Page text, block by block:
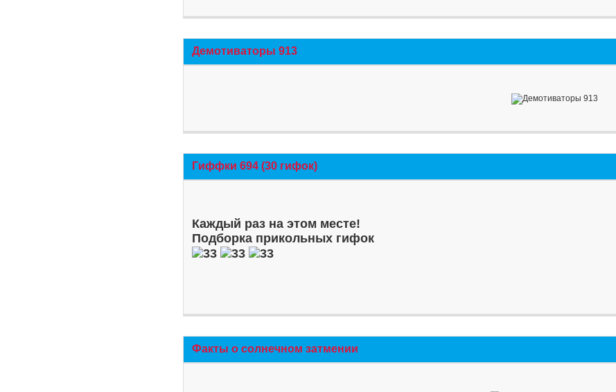
Демотиваторы 913
Гиффки 694 (30 гифок)
Каждый раз на этом месте!
Подборка прикольных гифок
Факты о солнечном затмении